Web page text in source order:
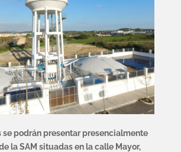
se podrán presentar presencialmente
la SAM situadas en la calle Mayor,